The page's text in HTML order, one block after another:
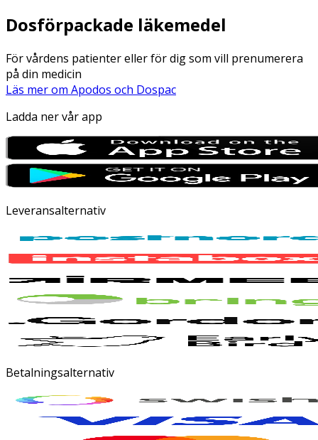
Dosförpackade läkemedel
För vårdens patienter eller för dig som vill prenumerera
på din medicin
Läs mer om Apodos och Dospac
Ladda ner vår app
Leveransalternativ
Betalningsalternativ